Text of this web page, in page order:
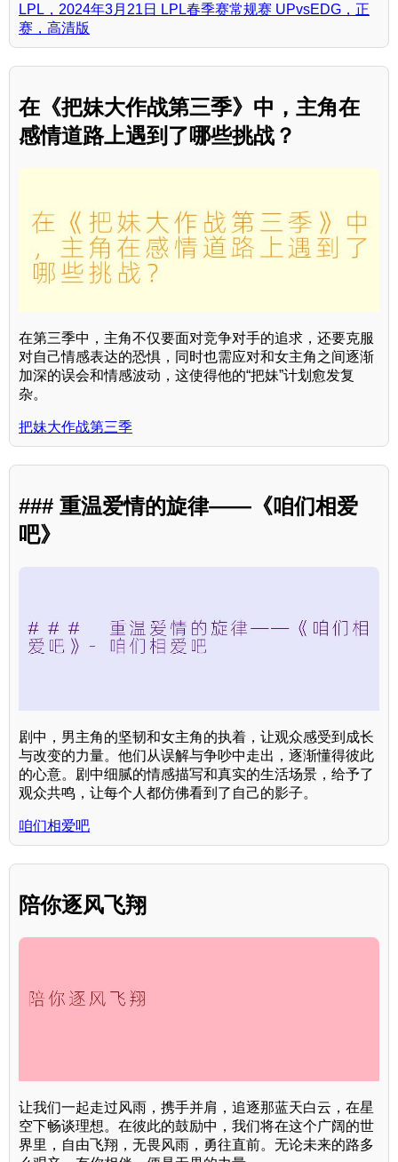
LPL，2024年3月21日 LPL春季赛常规赛 UPvsEDG，正
赛，高清版
在《把妹大作战第三季》中，主角在
感情道路上遇到了哪些挑战？
在第三季中，主角不仅要面对竞争对手的追求，还要克服
对自己情感表达的恐惧，同时也需应对和女主角之间逐渐
加深的误会和情感波动，这使得他的“把妹”计划愈发复
杂。
把妹大作战第三季
### 重温爱情的旋律——《咱们相爱
吧》
剧中，男主角的坚韧和女主角的执着，让观众感受到成长
与改变的力量。他们从误解与争吵中走出，逐渐懂得彼此
的心意。剧中细腻的情感描写和真实的生活场景，给予了
观众共鸣，让每个人都仿佛看到了自己的影子。
咱们相爱吧
陪你逐风飞翔
让我们一起走过风雨，携手并肩，追逐那蓝天白云，在星
空下畅谈理想。在彼此的鼓励中，我们将在这个广阔的世
界里，自由飞翔，无畏风雨，勇往直前。无论未来的路多